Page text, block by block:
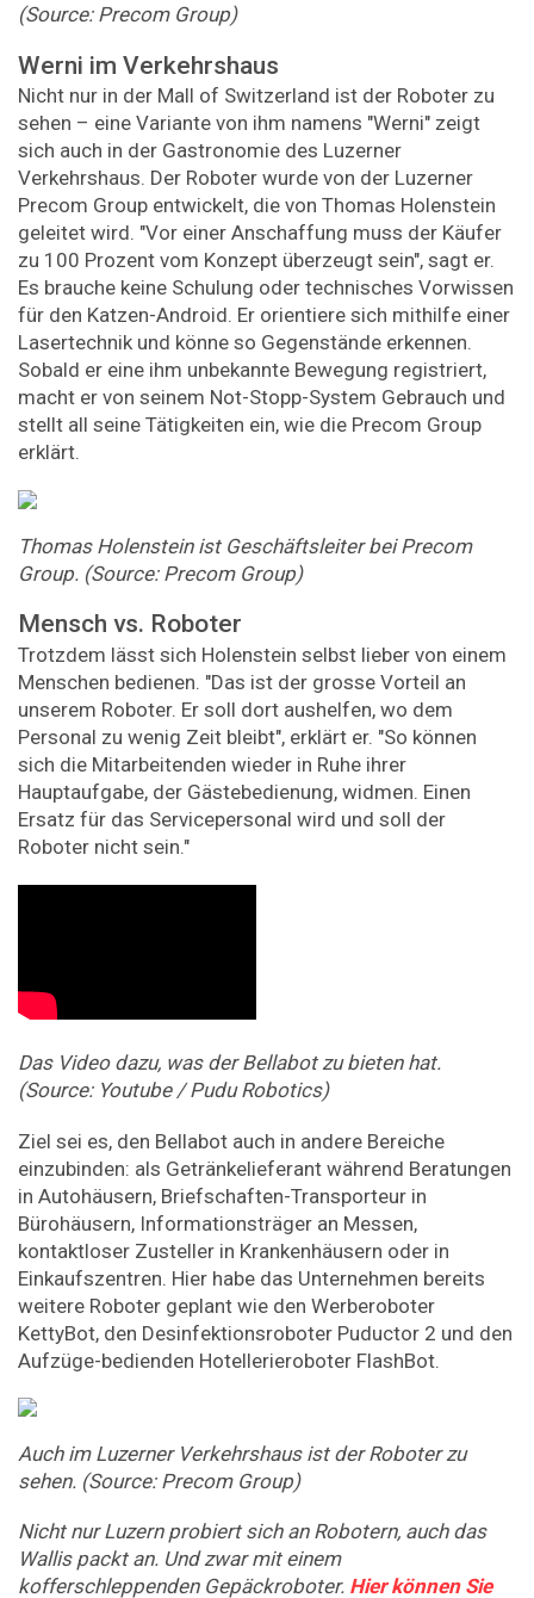
(Source: Precom Group)
Werni im Verkehrshaus
Nicht nur in der Mall of Switzerland ist der Roboter zu
sehen – eine Variante von ihm namens "Werni" zeigt
sich auch in der Gastronomie des Luzerner
Verkehrshaus. Der Roboter wurde von der Luzerner
Precom Group entwickelt, die von Thomas Holenstein
geleitet wird. "Vor einer Anschaffung muss der Käufer
zu 100 Prozent vom Konzept überzeugt sein", sagt er.
Es brauche keine Schulung oder technisches Vorwissen
für den Katzen-Android. Er orientiere sich mithilfe einer
Lasertechnik und könne so Gegenstände erkennen.
Sobald er eine ihm unbekannte Bewegung registriert,
macht er von seinem Not-Stopp-System Gebrauch und
stellt all seine Tätigkeiten ein, wie die Precom Group
erklärt.
Thomas Holenstein ist Geschäftsleiter bei Precom
Group. (Source: Precom Group)
Mensch vs. Roboter
Trotzdem lässt sich Holenstein selbst lieber von einem
Menschen bedienen. "Das ist der grosse Vorteil an
unserem Roboter. Er soll dort aushelfen, wo dem
Personal zu wenig Zeit bleibt", erklärt er. "So können
sich die Mitarbeitenden wieder in Ruhe ihrer
Hauptaufgabe, der Gästebedienung, widmen. Einen
Ersatz für das Servicepersonal wird und soll der
Roboter nicht sein."
Das Video dazu, was der Bellabot zu bieten hat.
(Source: Youtube / Pudu Robotics)
Ziel sei es, den Bellabot auch in andere Bereiche
einzubinden: als Getränkelieferant während Beratungen
in Autohäusern, Briefschaften-Transporteur in
Bürohäusern, Informationsträger an Messen,
kontaktloser Zusteller in Krankenhäusern oder in
Einkaufszentren. Hier habe das Unternehmen bereits
weitere Roboter geplant wie den Werberoboter
KettyBot, den Desinfektionsroboter Puductor 2 und den
Aufzüge-bedienden Hotellerieroboter FlashBot.
Auch im Luzerner Verkehrshaus ist der Roboter zu
sehen. (Source: Precom Group)
Nicht nur Luzern probiert sich an Robotern, auch das
Wallis packt an. Und zwar mit einem
kofferschleppenden Gepäckroboter. Hier können Sie